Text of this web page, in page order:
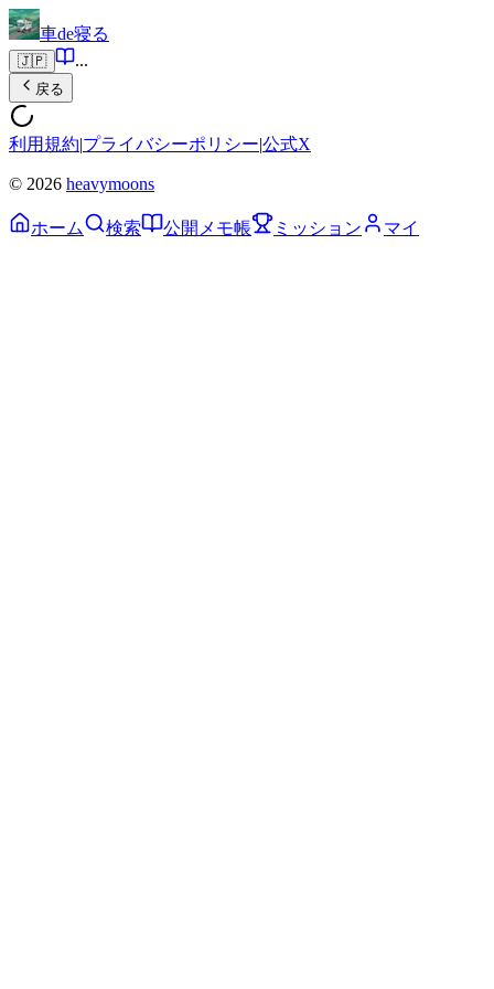
車de寝る
🇯🇵 ...
戻る
利用規約|プライバシーポリシー|公式X
© 2026 heavymoons
ホーム 検索 公開メモ帳 ミッション マイ